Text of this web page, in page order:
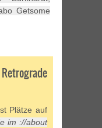
Getsome
Plätze auf
im ://about